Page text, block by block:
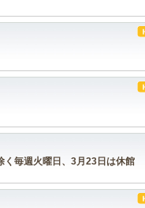
毎週火曜日、3月23日は休館